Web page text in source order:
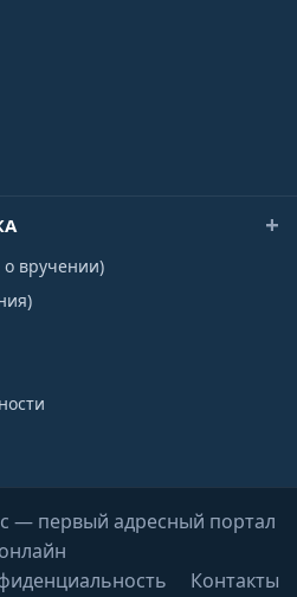
о вручении)
— первый адресный портал
онлайн
Контакты